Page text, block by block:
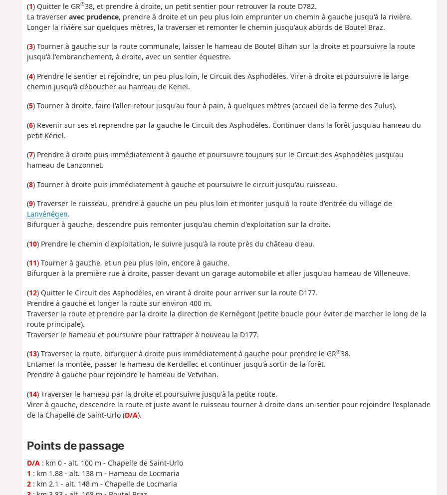
(1) Quitter le GR®38, et prendre à droite, un petit sentier pour retrouver la route D782.
La traverser avec prudence, prendre à droite et un peu plus loin emprunter un chemin à gauche jusqu'à la rivière.
Longer la rivière sur quelques mètres, la traverser et remonter le chemin jusqu'aux abords de Boutel Braz.
(3) Tourner à gauche sur la route communale, laisser le hameau de Boutel Bihan sur la droite et poursuivre la route
jusqu'à l'embranchement, à droite, avec un sentier équestre.
(4) Prendre le sentier et rejoindre, un peu plus loin, le Circuit des Asphodèles. Virer à droite et poursuivre le large
chemin jusqu'à déboucher au hameau de Keriel.
(5) Tourner à droite, faire l'aller-retour jusqu'au four à pain, à quelques mètres (accueil de la ferme des Zulus).
(6) Revenir sur ses et reprendre par la gauche le Circuit des Asphodèles. Continuer dans la forêt jusqu'au hameau du
petit Kériel.
(7) Prendre à droite puis immédiatement à gauche et poursuivre toujours sur le Circuit des Asphodèles jusqu'au
hameau de Lanzonnet.
(8) Tourner à droite puis immédiatement à gauche et poursuivre le circuit jusqu'au ruisseau.
(9) Traverser le ruisseau, prendre à gauche un peu plus loin et monter jusqu'à la route d'entrée du village de
Lanvénégen.
Bifurquer à gauche, descendre puis remonter jusqu'au chemin d'exploitation sur la droite.
(10) Prendre le chemin d'exploitation, le suivre jusqu'à la route près du château d'eau.
(11) Tourner à gauche, et un peu plus loin, encore à gauche.
Bifurquer à la première rue à droite, passer devant un garage automobile et aller jusqu'au hameau de Villeneuve.
(12) Quitter le Circuit des Asphodèles, en virant à droite pour arriver sur la route D177.
Prendre à gauche et longer la route sur environ 400 m.
Traverser la route et prendre par la droite la direction de Kernégont (petite boucle pour éviter de marcher le long de la
route principale).
Traverser le hameau et poursuivre pour rattraper à nouveau la D177.
(13) Traverser la route, bifurquer à droite puis immédiatement à gauche pour prendre le GR®38.
Entamer la montée, passer le hameau de Kerdellec et continuer jusqu'à sortir de la forêt.
Prendre à gauche pour rejoindre le hameau de Vetvihan.
(14) Traverser le hameau par la droite et poursuivre jusqu'à la petite route.
Virer à gauche, descendre la route et juste avant le ruisseau tourner à droite dans un sentier pour rejoindre l'esplanade
de la Chapelle de Saint-Urlo (D/A).
Points de passage
D/A: km 0 - alt. 100 m - Chapelle de Saint-Urlo
1 : km 1.88 - alt. 138 m - Hameau de Locmaria
2: km 2.1 - alt. 148 m - Chapelle de Locmaria